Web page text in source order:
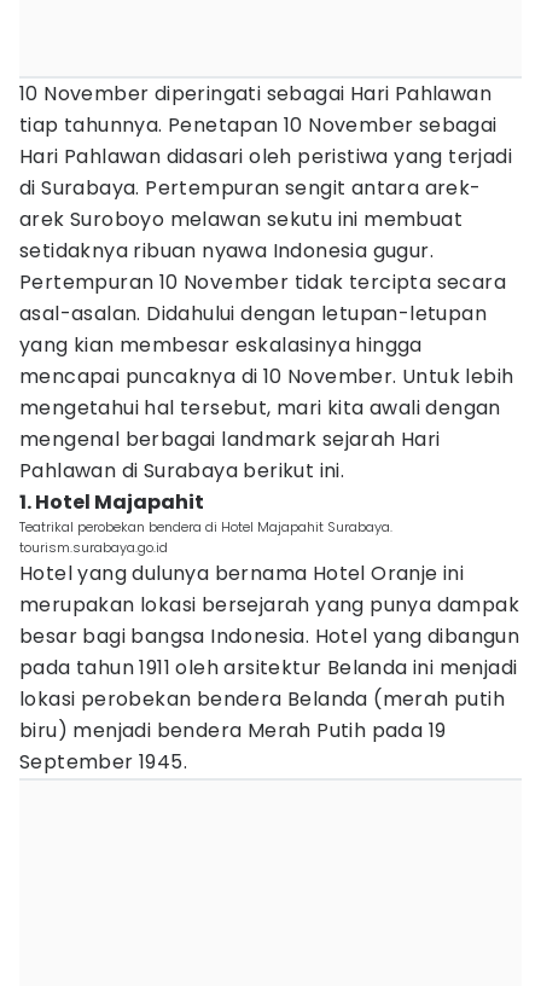
10 November diperingati sebagai Hari Pahlawan
tiap tahunnya. Penetapan 10 November sebagai
Hari Pahlawan didasari oleh peristiwa yang terjadi
di Surabaya. Pertempuran sengit antara arek-
arek Suroboyo melawan sekutu ini membuat
setidaknya ribuan nyawa Indonesia gugur.
Pertempuran 10 November tidak tercipta secara
asal-asalan. Didahului dengan letupan-letupan
yang kian membesar eskalasinya hingga
mencapai puncaknya di 10 November. Untuk lebih
mengetahui hal tersebut, mari kita awali dengan
mengenal berbagai landmark sejarah Hari
Pahlawan di Surabaya berikut ini.
1. Hotel Majapahit
Teatrikal perobekan bendera di Hotel Majapahit Surabaya.
tourism.surabaya.go.id
Hotel yang dulunya bernama Hotel Oranje ini
merupakan lokasi bersejarah yang punya dampak
besar bagi bangsa Indonesia. Hotel yang dibangun
pada tahun 1911 oleh arsitektur Belanda ini menjadi
lokasi perobekan bendera Belanda (merah putih
biru) menjadi bendera Merah Putih pada 19
September 1945.